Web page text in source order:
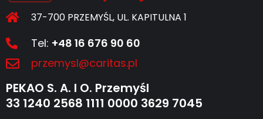
37-700 PRZEMYŚL, UL. KAPITULNA 1
Tel: +48 16 676 90 60
przemysl@caritas.pl
PEKAO S. A. I O. Przemyśl
33 1240 2568 1111 0000 3629 7045